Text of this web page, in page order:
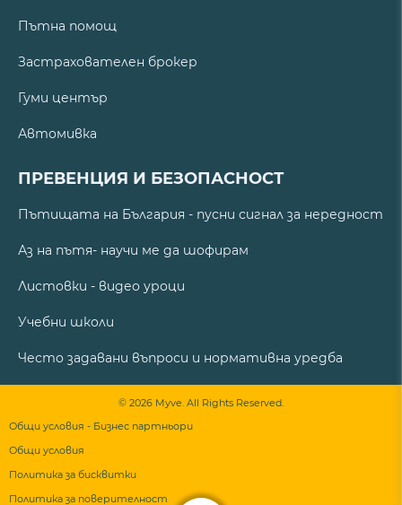
Пътна помощ
Застрахователен брокер
Гуми център
Автомивка
ПРЕВЕНЦИЯ И БЕЗОПАСНОСТ
Пътищата на България - пусни сигнал за нередност
Аз на пътя- научи ме да шофирам
Листовки - видео уроци
Учебни школи
Често задавани въпроси и нормативна уредба
© 2026 Myve. All Rights Reserved.
Общи условия - Бизнес партньори
Общи условия
Политика за бисквитки
Политика за поверителност